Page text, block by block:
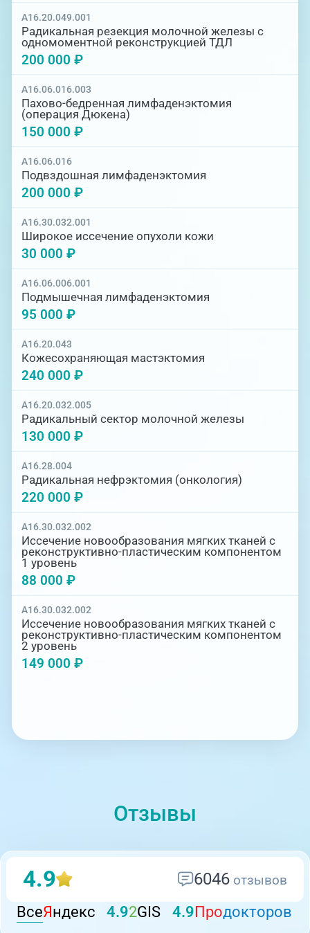
A16.20.049.001
Радикальная резекция молочной железы с
одномоментной реконструкцией ТДЛ
200 000 ₽
A16.06.016.003
Пахово-бедренная лимфаденэктомия
(операция Дюкена)
150 000 ₽
A16.06.016
Подвздошная лимфаденэктомия
200 000 ₽
A16.30.032.001
Широкое иссечение опухоли кожи
30 000 ₽
A16.06.006.001
Подмышечная лимфаденэктомия
95 000 ₽
A16.20.043
Кожесохраняющая мастэктомия
240 000 ₽
A16.20.032.005
Радикальный сектор молочной железы
130 000 ₽
A16.28.004
Радикальная нефрэктомия (онкология)
220 000 ₽
A16.30.032.002
Иссечение новообразования мягких тканей с
реконструктивно-пластическим компонентом
1 уровень
88 000 ₽
A16.30.032.002
Иссечение новообразования мягких тканей с
реконструктивно-пластическим компонентом
2 уровень
149 000 ₽
Отзывы
4.9 6046отзывов
ВсеЯндекс 4.92GIS 4.9Продокторов